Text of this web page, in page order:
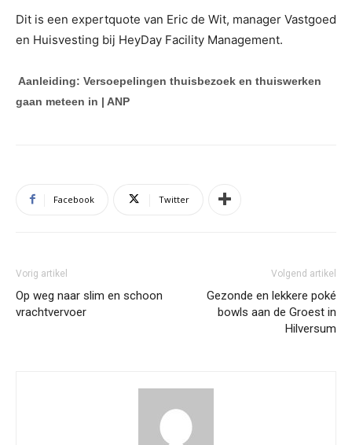
Dit is een expertquote van Eric de Wit, manager Vastgoed
en Huisvesting bij HeyDay Facility Management.
Aanleiding: Versoepelingen thuisbezoek en thuiswerken
gaan meteen in | ANP
Facebook Twitter
Vorig artikel
Op weg naar slim en schoon
vrachtvervoer
Volgend artikel
Gezonde en lekkere poké
bowls aan de Groest in
Hilversum